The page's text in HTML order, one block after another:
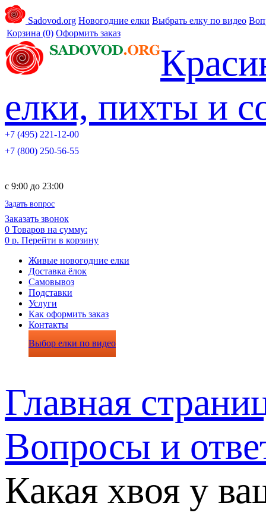
Sadovod.org Новогодние елки Выбрать елку по видео
Корзина (0) Оформить заказ
елки, пихты и
+7 (495) 221-12-00
+7 (800) 250-56-55
c 9:00 до 23:00
Задать вопрос
Заказать звонок
0 Товаров на сумму:
0 р. Перейти в корзину
Живые новогодние елки
Доставка ёлок
Самовывоз
Подставки
Услуги
Как оформить заказ
Контакты
Выбор елки по видео
Главная
Вопросы и
Какая хвоя у